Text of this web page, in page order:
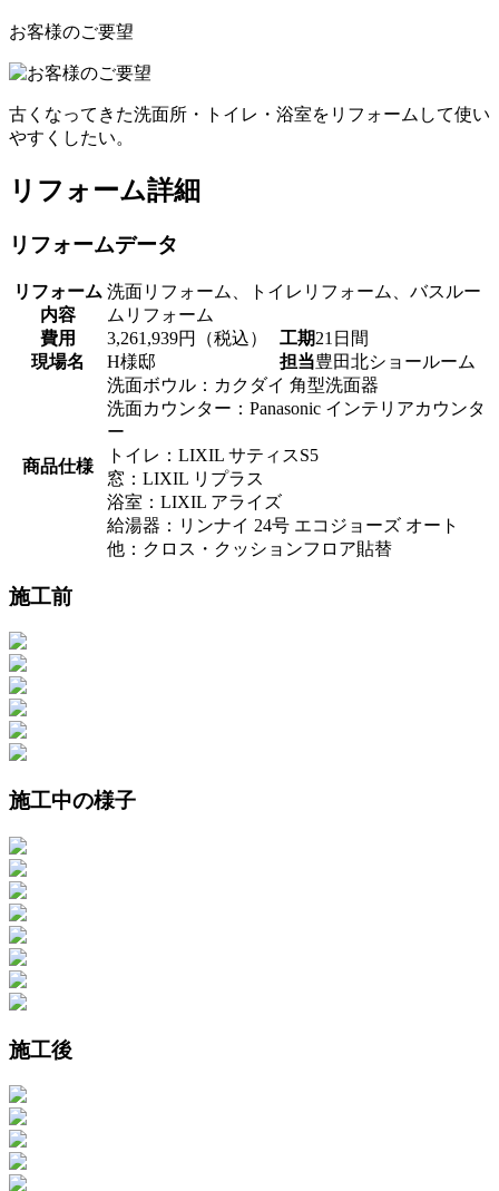
お客様のご要望
古くなってきた洗面所・トイレ・浴室をリフォームして使い
やすくしたい。
リフォーム詳細
リフォームデータ
リフォーム
内容
洗面リフォーム、トイレリフォーム、バスルー
ムリフォーム
費用
3,261,939円（税込） 工期21日間
現場名
H様邸 担当豊田北ショールーム
商品仕様
洗面ボウル：カクダイ 角型洗面器
洗面カウンター：Panasonic インテリアカウンタ
ー
トイレ：LIXIL サティスS5
窓：LIXIL リプラス
浴室：LIXIL アライズ
給湯器：リンナイ 24号 エコジョーズ オート
他：クロス・クッションフロア貼替
施工前
施工中の様子
施工後